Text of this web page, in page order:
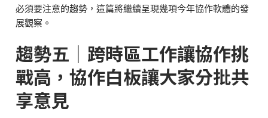
必須要注意的趨勢，這篇將繼續呈現幾項今年協作軟體的發
展觀察。
趨勢五｜跨時區工作讓協作挑
戰高，協作白板讓大家分批共
享意見